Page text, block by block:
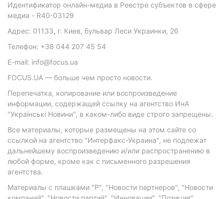
Идентификатор онлайн-медиа в Реестре субъектов в сфере
медиа - R40-03129
Адрес: 01133, г. Киев, бульвар Леси Украинки, 26
Телефон: +38 044 207 45 54
E-mail: info@focus.ua
FOCUS.UA — больше чем просто новости.
Перепечатка, копирование или воспроизведение
информации, содержащей ссылку на агентство ИнА
"Українські Новини", в каком-либо виде строго запрещены.
Все материалы, которые размещены на этом сайте со
ссылкой на агентство "Интерфакс-Украина", не подлежат
дальнейшему воспроизведению и/или распространению в
любой форме, кроме как с письменного разрешения
агентства.
Материалы с плашками "Р", "Новости партнеров", "Новости